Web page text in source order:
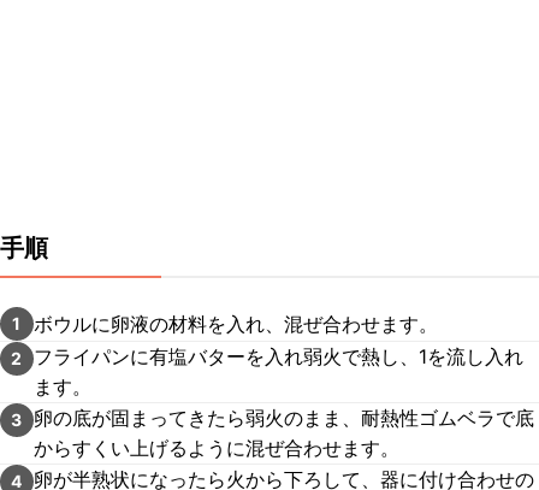
手順
1 ボウルに卵液の材料を入れ、混ぜ合わせます。
2
フライパンに有塩バターを入れ弱火で熱し、1を流し入れ
ます。
3
卵の底が固まってきたら弱火のまま、耐熱性ゴムベラで底
からすくい上げるように混ぜ合わせます。
4
卵が半熟状になったら火から下ろして、器に付け合わせの